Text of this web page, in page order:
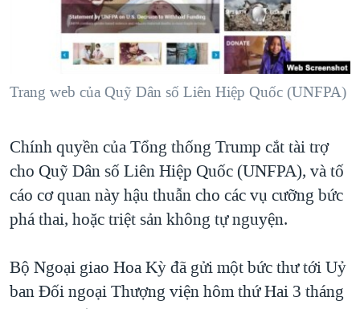
NGƯỜI VIỆT HẢI NGOẠI
ĐỜI SỐNG
KHOA HỌC
THỂ THAO
GIÁO DỤC
HÀNH TRÌNH BẦU CỬ 2024
MỘT NĂM CHIẾN TRANH TẠI DẢI GAZA
GIẢI MÃ VÀNH ĐAI & CON ĐƯỜNG
TRỊNH VĨNH BÌNH - NGƯỜI HẠ 'BÊN THẮNG CUỘC'
GROUND ZERO – XƯA VÀ NAY
CHI PHÍ CHIẾN TRANH AFGHANISTAN
THƯỢNG ĐỈNH TRUMP-KIM TẠI VIỆT NAM
TRỊNH VĨNH BÌNH VS. CHÍNH PHỦ VIỆT NAM
MẠNG XÃ HỘI
Ngôn ngữ khác
Trang web của Quỹ Dân số Liên Hiệp Quốc (UNFPA)
Chính quyền của Tổng thống Trump cắt tài trợ
cho Quỹ Dân số Liên Hiệp Quốc (UNFPA), và tố
cáo cơ quan này hậu thuẫn cho các vụ cưỡng bức
phá thai, hoặc triệt sản không tự nguyện.
Bộ Ngoại giao Hoa Kỳ đã gửi một bức thư tới Uỷ
ban Đối ngoại Thượng viện hôm thứ Hai 3 tháng